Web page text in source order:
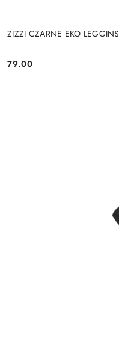
ZIZZI CZARNE EKO
Cena:
79.00